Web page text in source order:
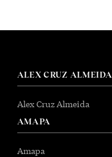
ALEX CRUZ ALMEIDA
Alex Cruz Almeida
AMAPA
Amapa